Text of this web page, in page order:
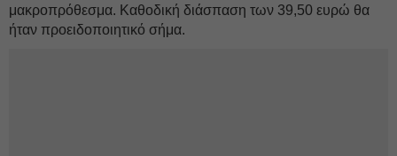
μακροπρόθεσμα. Καθοδική διάσπαση των 39,50 ευρώ θα
ήταν προειδοποιητικό σήμα.